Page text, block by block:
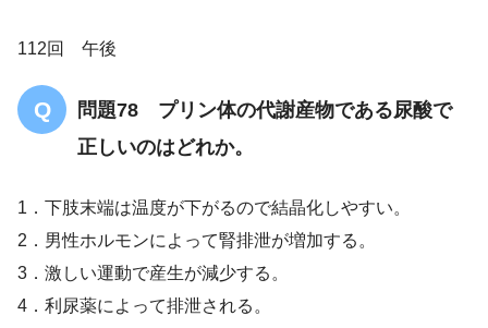
プリン体
112回 午後
問題78 プリン体の代謝産物である尿酸で
正しいのはどれか。
1．下肢末端は温度が下がるので結晶化しやすい。
2．男性ホルモンによって腎排泄が増加する。
3．激しい運動で産生が減少する。
4．利尿薬によって排泄される。